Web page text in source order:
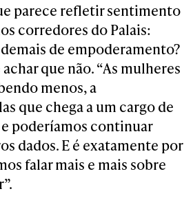
parece refletir sentimento
corredores do Palais:
de empoderamento?
que não. “As mulheres
menos, a
que chega a um cargo de
poderíamos continuar
dados. E é exatamente por
falar mais e mais sobre